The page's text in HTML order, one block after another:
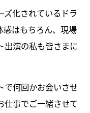
ズ化されているドラ
感はもちろん、現場
演の私も皆さまに
で何回かお会いさせ
仕事でご一緒させて